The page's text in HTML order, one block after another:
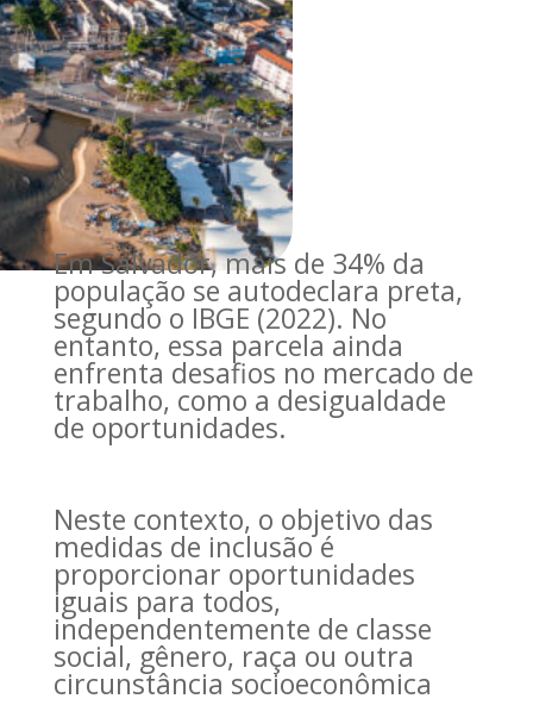
Em Salvador, mais de 34% da
população se autodeclara preta,
segundo o IBGE (2022). No
entanto, essa parcela ainda
enfrenta desafios no mercado de
trabalho, como a desigualdade
de oportunidades.
Neste contexto, o objetivo das
medidas de inclusão é
proporcionar oportunidades
iguais para todos,
independentemente de classe
social, gênero, raça ou outra
circunstância socioeconômica